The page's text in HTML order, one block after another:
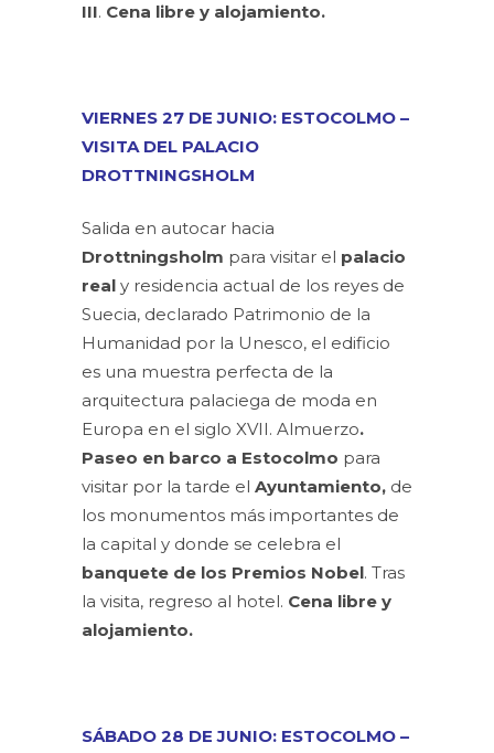
III. Cena libre y alojamiento.
VIERNES 27 DE JUNIO: ESTOCOLMO –
VISITA DEL PALACIO
DROTTNINGSHOLM
Salida en autocar hacia
Drottningsholm para visitar el palacio
real y residencia actual de los reyes de
Suecia, declarado Patrimonio de la
Humanidad por la Unesco, el edificio
es una muestra perfecta de la
arquitectura palaciega de moda en
Europa en el siglo XVII. Almuerzo.
Paseo en barco a Estocolmo para
visitar por la tarde el Ayuntamiento, de
los monumentos más importantes de
la capital y donde se celebra el
banquete de los Premios Nobel. Tras
la visita, regreso al hotel. Cena libre y
alojamiento.
SÁBADO 28 DE JUNIO: ESTOCOLMO –